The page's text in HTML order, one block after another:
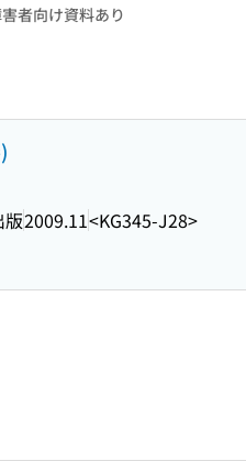
者向け資料あり
版2009.11<KG345-J28>